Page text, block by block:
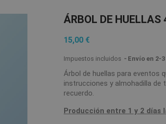
ÁRBOL DE HUELLAS
15,00 €
Impuestos incluidos Envío en 2-
Árbol de huellas para eventos
instrucciones y almohadilla de
recuerdo.
Producción entre 1 y 2 días